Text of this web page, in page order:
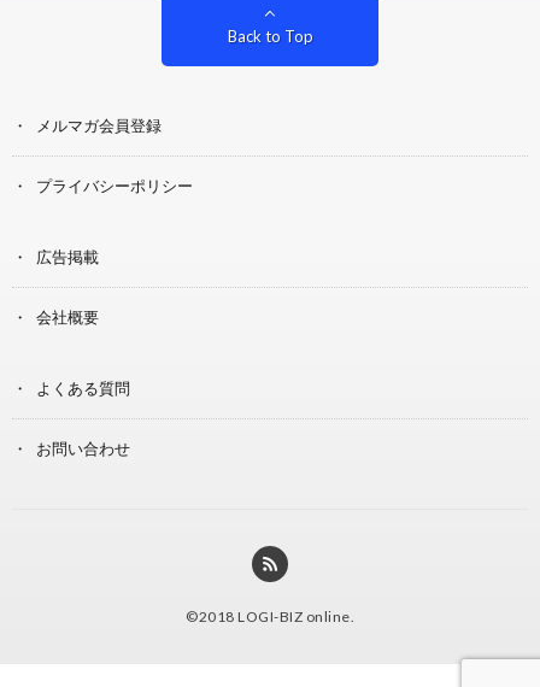
Back to Top
メルマガ会員登録
プライバシーポリシー
広告掲載
会社概要
よくある質問
お問い合わせ
©2018 LOGI-BIZ online.